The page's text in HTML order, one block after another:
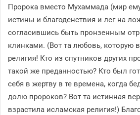
Пророка вместо Мухаммада (мир
истины и благоденствия и лег на
согласившись быть пронзенным
клинками. (Вот та любовь, которую
религия! Кто из спутников других
такой же преданностью? Кто был
себя в жертву в те времена, когда
долю пророков? Вот та истинная
взрастила исламская религия!)